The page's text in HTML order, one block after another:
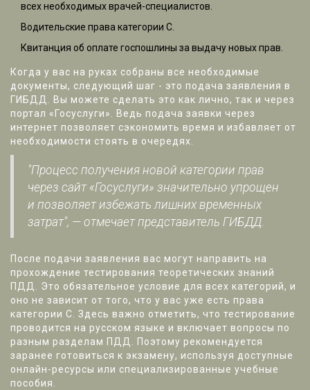
всех необходимых врачей-специалистов.
Водительские права категории С.
Квитанция об оплате госпошлины за выдачу новых прав.
Когда у вас на руках собраны все необходимые
документы, следующий шаг - это подача заявления в
ГИБДД. Вы можете сделать это как лично, так и через
портал «Госуслуги». Ведь подача заявки через
интернет позволяет сэкономить время и избавляет от
необходимости стоять в очередях.
"Процесс получения новой категории прав
через сайт «Госуслуги» значительно упрощен
и позволяет избежать лишних временных
затрат", — отмечает представитель ГИБДД.
После подачи заявления вас могут направить на
прохождение тестирования теоретических знаний
ПДД. Это обязательное условие для всех категорий, и
оно не зависит от того, что у вас уже есть права
категории С. Здесь важно отметить, что тестирование
проводится на русском языке и включает вопросы по
разным разделам ПДД. Поэтому рекомендуется
заранее готовиться к экзамену, используя доступные
онлайн-ресурсы или специализированные учебные
пособия.